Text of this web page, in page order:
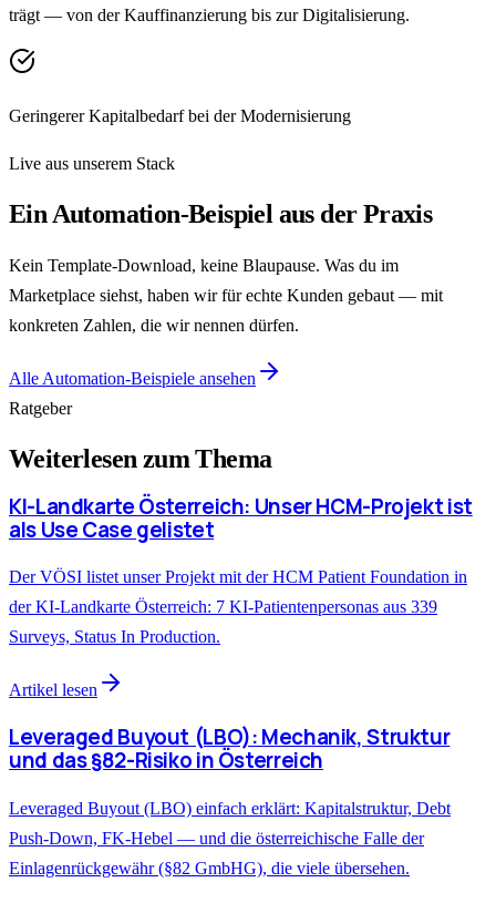
trägt — von der Kauffinanzierung bis zur Digitalisierung.
Geringerer Kapitalbedarf bei der Modernisierung
Live aus unserem Stack
Ein Automation-Beispiel aus der Praxis
Kein Template-Download, keine Blaupause. Was du im
Marketplace siehst, haben wir für echte Kunden gebaut — mit
konkreten Zahlen, die wir nennen dürfen.
Alle Automation-Beispiele ansehen
Ratgeber
Weiterlesen zum Thema
KI-Landkarte Österreich: Unser HCM-Projekt ist
als Use Case gelistet
Der VÖSI listet unser Projekt mit der HCM Patient Foundation in
der KI-Landkarte Österreich: 7 KI-Patientenpersonas aus 339
Surveys, Status In Production.
Artikel lesen
Leveraged Buyout (LBO): Mechanik, Struktur
und das §82-Risiko in Österreich
Leveraged Buyout (LBO) einfach erklärt: Kapitalstruktur, Debt
Push-Down, FK-Hebel — und die österreichische Falle der
Einlagenrückgewähr (§82 GmbHG), die viele übersehen.